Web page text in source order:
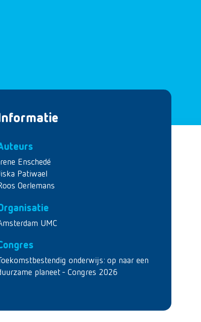
Enschedé
Patiwael
Oerlemans
UMC
onderwijs: op naar een
planeet - Congres 2026